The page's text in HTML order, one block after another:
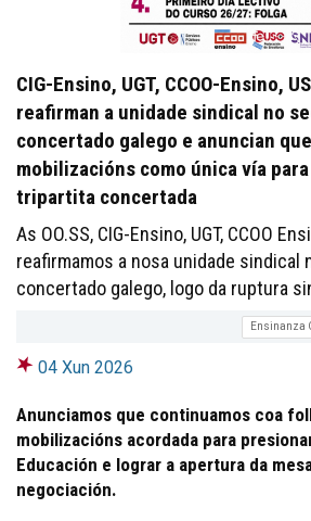
CIG-Ensino, UGT, CCOO-Ensino,
reafirman a unidade sindical no
concertado galego e anuncian
mobilizacións como única vía
tripartita concertada
As OO.SS, CIG-Ensino, UGT, CCOO
reafirmamos a nosa unidade sindical
concertado galego, logo da ruptura
Ensinanza
04 Xun 2026
Anunciamos que continuamos coa
mobilizacións acordada para
Educación e lograr a apertura da
negociación.